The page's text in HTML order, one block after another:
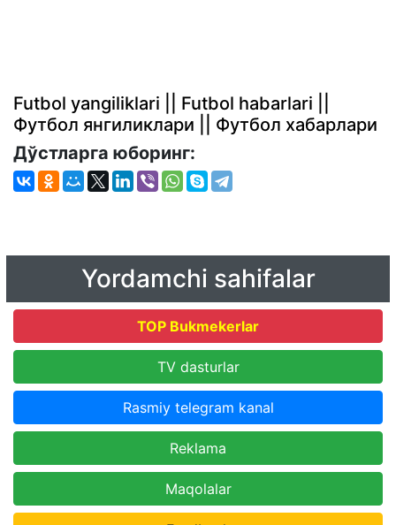
Futbol yangiliklari || Futbol habarlari ||
Футбол янгиликлари || Футбол хабарлари
Дўстларга юборинг:
Yordamchi sahifalar
TOP Bukmekerlar
TV dasturlar
Rasmiy telegram kanal
Reklama
Maqolalar